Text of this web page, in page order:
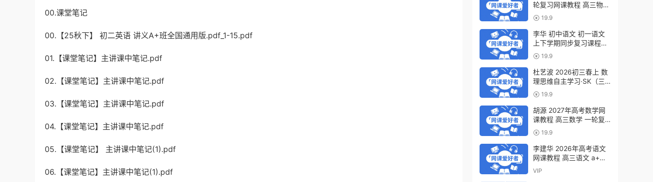
00.课堂笔记
00.【25秋下】 初二英语 讲义A+班全国通用版.pdf_1-15.pdf
01.【课堂笔记】主讲课中笔记.pdf
02.【课堂笔记】主讲课中笔记.pdf
03.【课堂笔记】主讲课中笔记.pdf
04.【课堂笔记】主讲课中笔记.pdf
05.【课堂笔记】 主讲课中笔记(1).pdf
06.【课堂笔记】主讲课中笔记(1).pdf
轮复习网课教程 高三物理
上学期暑假班视频教程 百
度网盘下载
19.9
李华 初中语文 初一语文
上下学期同步复习课程
（34讲带讲义、练习）百
度网盘下载
19.9
杜艺波 2026初三春上 数
理思维自主学习·SK（三
期）百度网盘下载
19.9
胡源 2027年高考数学网
课教程 高三数学 一轮复
习暑假班视频教程 百度网
盘下载
19.9
李建华 2026年高考语文
网课教程 高三语文 a+二
三轮复习视频教程 百度网
VIP